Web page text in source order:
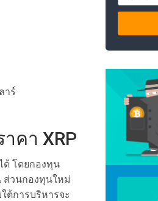
าร์
คา XRP
ด้ โดยกองทุน
ส่วนกองทุนใหม่
ต้การบริหารจะ